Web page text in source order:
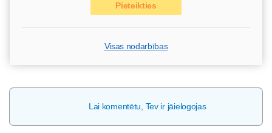
Pieteikties
Visas nodarbības
Lai komentētu, Tev ir jāielogojas